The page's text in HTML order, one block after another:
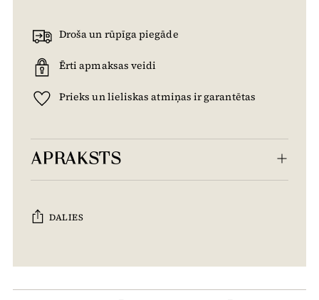
Droša un rūpīga piegāde
Ērti apmaksas veidi
Prieks un lieliskas atmiņas ir garantētas
APRAKSTS
DALIES
grozam...